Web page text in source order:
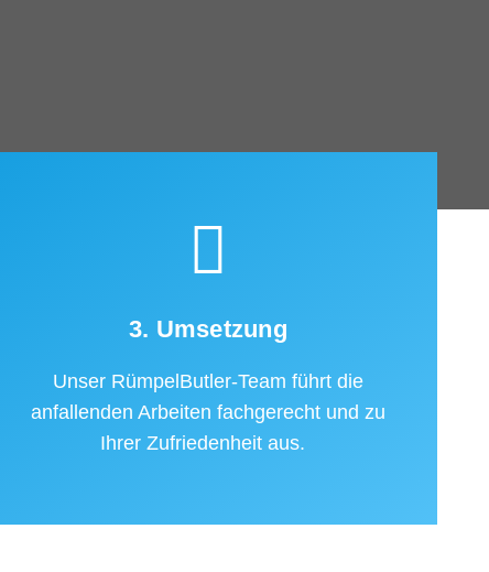
3. Umsetzung
Unser RümpelButler-Team führt die
anfallenden Arbeiten fachgerecht und zu
Ihrer Zufriedenheit aus.